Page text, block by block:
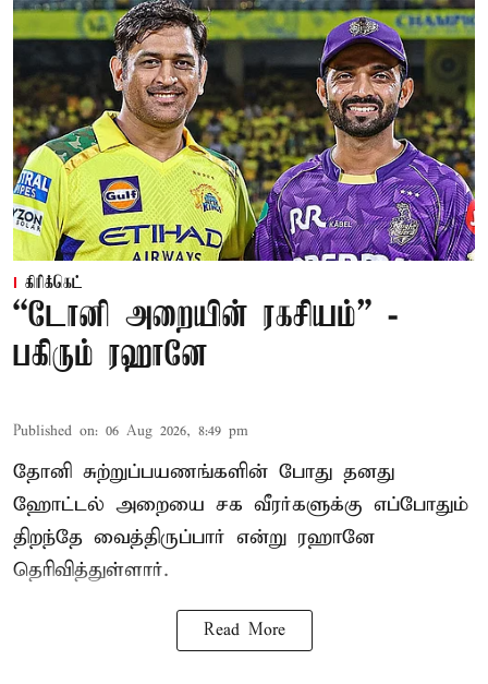
கிரிக்கெட்
“டோனி அறையின் ரகசியம்” -
பகிரும் ரஹானே
Published on: 06 Aug 2026, 8:49 pm
தோனி சுற்றுப்பயணங்களின் போது தனது
ஹோட்டல் அறையை சக வீரர்களுக்கு எப்போதும்
திறந்தே வைத்திருப்பார் என்று ரஹானே
தெரிவித்துள்ளார்.
Read More